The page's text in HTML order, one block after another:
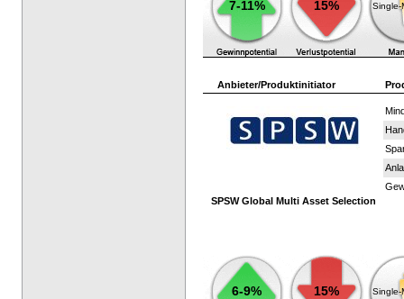
7-11% 15% Single-
Anbieter/Produktinitiator
SPSW Global Multi Asset Selection
6-9% 15% Single-